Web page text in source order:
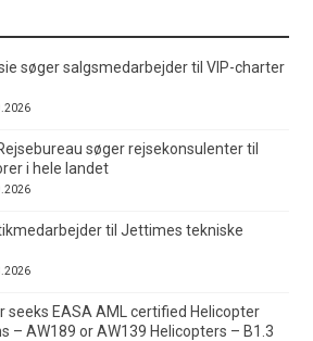
søger salgsmedarbejder til VIP-charter
søger rejsekonsulenter til
i hele landet
til Jettimes tekniske
seeks EASA AML certified Helicopter
– AW189 or AW139 Helicopters – B1.3